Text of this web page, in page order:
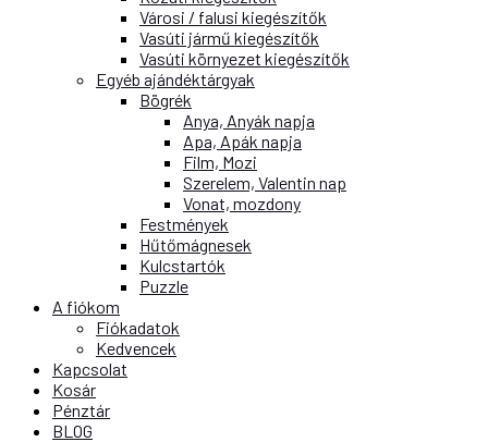
Városi / falusi kiegészítők
Vasúti jármű kiegészítők
Vasúti környezet kiegészítők
Egyéb ajándéktárgyak
Bögrék
Anya, Anyák napja
Apa, Apák napja
Film, Mozi
Szerelem, Valentin nap
Vonat, mozdony
Festmények
Hűtőmágnesek
Kulcstartók
Puzzle
A fiókom
Fiókadatok
Kedvencek
Kapcsolat
Kosár
Pénztár
BLOG